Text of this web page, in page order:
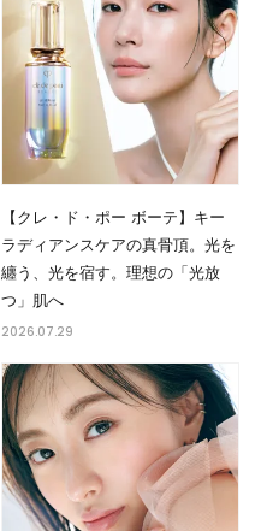
【クレ・ド・ポー ボーテ】キー
ラディアンスケアの真骨頂。光を
纏う、光を宿す。理想の「光放
つ」肌へ
2026.07.29